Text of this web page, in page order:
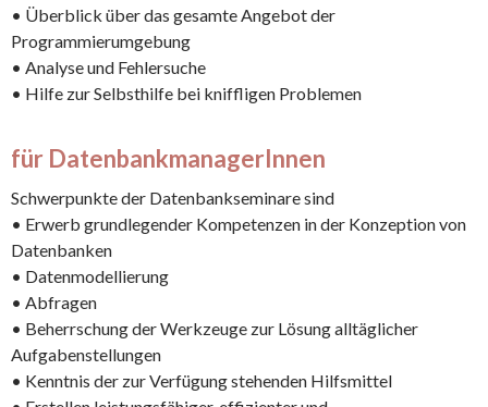
• Überblick über das gesamte Angebot der
Programmierumgebung
• Analyse und Fehlersuche
• Hilfe zur Selbsthilfe bei kniffligen Problemen
für DatenbankmanagerInnen
Schwerpunkte der Datenbankseminare sind
• Erwerb grundlegender Kompetenzen in der Konzeption von
Datenbanken
• Datenmodellierung
• Abfragen
• Beherrschung der Werkzeuge zur Lösung alltäglicher
Aufgabenstellungen
• Kenntnis der zur Verfügung stehenden Hilfsmittel